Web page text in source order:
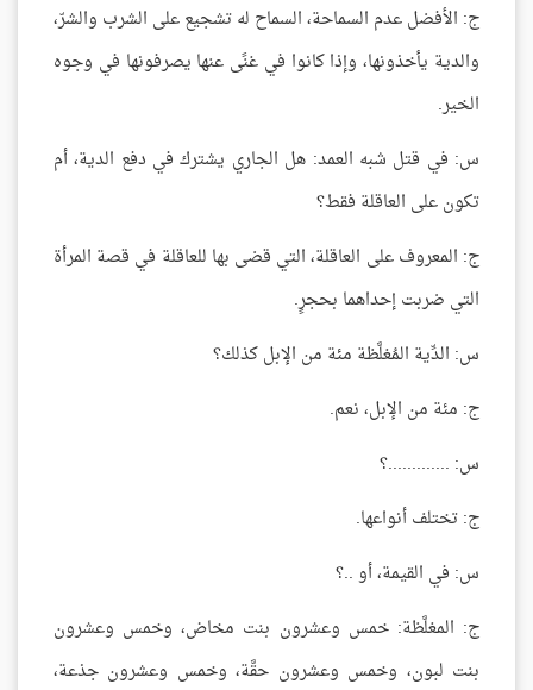
ج: الأفضل عدم السماحة، السماح له تشجيع على الشرب والشرّ،
والدية يأخذونها، وإذا كانوا في غنًى عنها يصرفونها في وجوه
الخير.
س: في قتل شبه العمد: هل الجاري يشترك في دفع الدية، أم
تكون على العاقلة فقط؟
ج: المعروف على العاقلة، التي قضى بها للعاقلة في قصة المرأة
التي ضربت إحداهما بحجرٍ.
س: الدِّية المُغلَّظة مئة من الإبل كذلك؟
ج: مئة من الإبل، نعم.
س: .............؟
ج: تختلف أنواعها.
س: في القيمة، أو ..؟
ج: المغلَّظة: خمس وعشرون بنت مخاض، وخمس وعشرون
بنت لبون، وخمس وعشرون حقَّة، وخمس وعشرون جذعة،